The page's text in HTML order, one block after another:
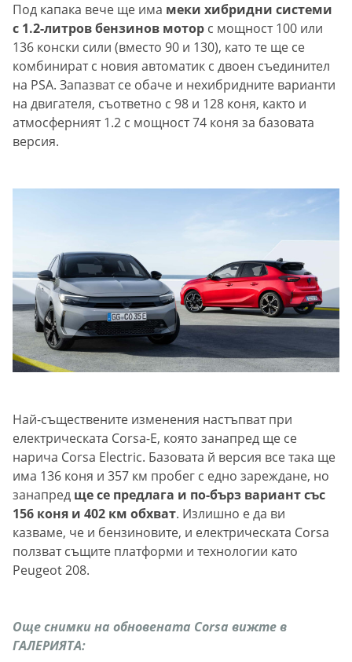
Под капака вече ще има меки хибридни системи
с 1.2-литров бензинов мотор с мощност 100 или
136 конски сили (вместо 90 и 130), като те ще се
комбинират с новия автоматик с двоен съединител
на PSA. Запазват се обаче и нехибридните варианти
на двигателя, съответно с 98 и 128 коня, както и
атмосферният 1.2 с мощност 74 коня за базовата
версия.
Най-съществените изменения настъпват при
електрическата Corsa-E, която занапред ще се
нарича Corsa Electric. Базовата й версия все така ще
има 136 коня и 357 км пробег с едно зареждане, но
занапред ще се предлага и по-бърз вариант със
156 коня и 402 км обхват. Излишно е да ви
казваме, че и бензиновите, и електрическата Corsa
ползват същите платформи и технологии като
Peugeot 208.
Още снимки на обновената Corsa вижте в
ГАЛЕРИЯТА: